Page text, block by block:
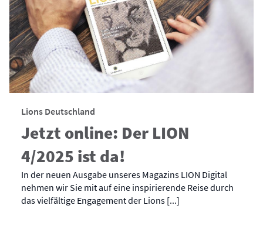
Lions Deutschland
Jetzt online: Der LION
4/2025 ist da!
In der neuen Ausgabe unseres Magazins LION Digital
nehmen wir Sie mit auf eine inspirierende Reise durch
das vielfältige Engagement der Lions [...]